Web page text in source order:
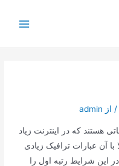
/ از admin
هستند که در اینترنت زیاد
آن عبارات ترافیک زیادی
این شرایط رتبه اول را